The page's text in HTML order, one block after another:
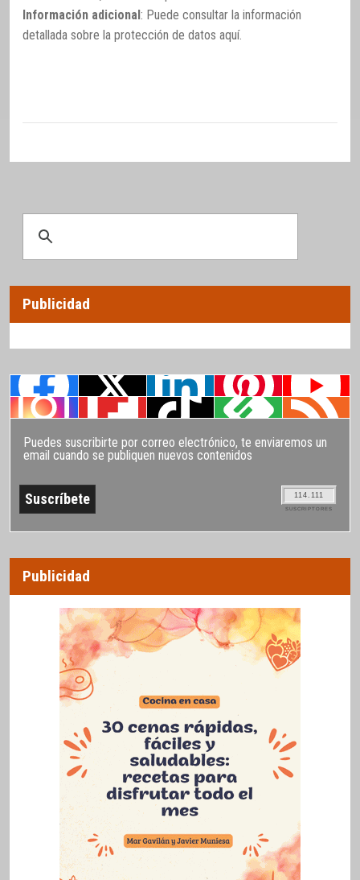
Información adicional : Puede consultar la información
detallada sobre la protección de datos aquí.
Publicidad
Puedes suscribirte por correo electrónico, te enviaremos un
email cuando se publiquen nuevos contenidos
114.111
SUSCRIPTORES
Publicidad